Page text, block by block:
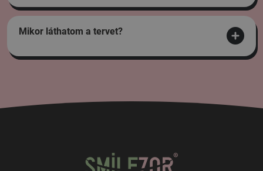
Mikor láthatom a tervet?